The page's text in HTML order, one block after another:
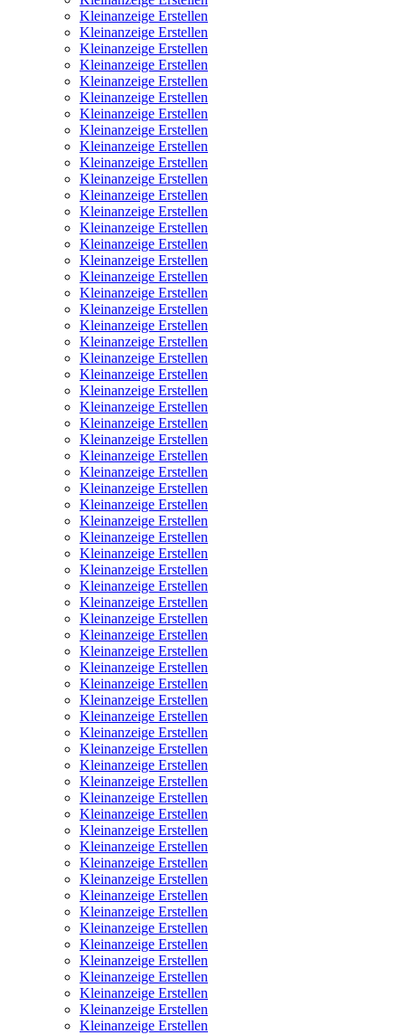
Kleinanzeige Erstellen
Kleinanzeige Erstellen
Kleinanzeige Erstellen
Kleinanzeige Erstellen
Kleinanzeige Erstellen
Kleinanzeige Erstellen
Kleinanzeige Erstellen
Kleinanzeige Erstellen
Kleinanzeige Erstellen
Kleinanzeige Erstellen
Kleinanzeige Erstellen
Kleinanzeige Erstellen
Kleinanzeige Erstellen
Kleinanzeige Erstellen
Kleinanzeige Erstellen
Kleinanzeige Erstellen
Kleinanzeige Erstellen
Kleinanzeige Erstellen
Kleinanzeige Erstellen
Kleinanzeige Erstellen
Kleinanzeige Erstellen
Kleinanzeige Erstellen
Kleinanzeige Erstellen
Kleinanzeige Erstellen
Kleinanzeige Erstellen
Kleinanzeige Erstellen
Kleinanzeige Erstellen
Kleinanzeige Erstellen
Kleinanzeige Erstellen
Kleinanzeige Erstellen
Kleinanzeige Erstellen
Kleinanzeige Erstellen
Kleinanzeige Erstellen
Kleinanzeige Erstellen
Kleinanzeige Erstellen
Kleinanzeige Erstellen
Kleinanzeige Erstellen
Kleinanzeige Erstellen
Kleinanzeige Erstellen
Kleinanzeige Erstellen
Kleinanzeige Erstellen
Kleinanzeige Erstellen
Kleinanzeige Erstellen
Kleinanzeige Erstellen
Kleinanzeige Erstellen
Kleinanzeige Erstellen
Kleinanzeige Erstellen
Kleinanzeige Erstellen
Kleinanzeige Erstellen
Kleinanzeige Erstellen
Kleinanzeige Erstellen
Kleinanzeige Erstellen
Kleinanzeige Erstellen
Kleinanzeige Erstellen
Kleinanzeige Erstellen
Kleinanzeige Erstellen
Kleinanzeige Erstellen
Kleinanzeige Erstellen
Kleinanzeige Erstellen
Kleinanzeige Erstellen
Kleinanzeige Erstellen
Kleinanzeige Erstellen
Kleinanzeige Erstellen